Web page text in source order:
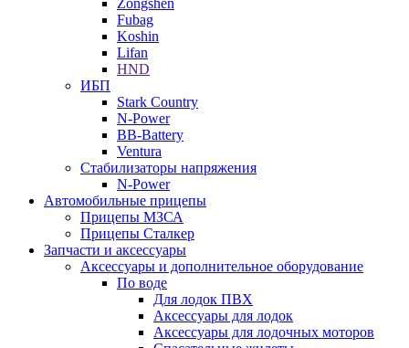
Zongshen
Fubag
Koshin
Lifan
HND
ИБП
Stark Country
N-Power
BB-Battery
Ventura
Стабилизаторы напряжения
N-Power
Автомобильные прицепы
Прицепы МЗСА
Прицепы Сталкер
Запчасти и аксессуары
Аксессуары и дополнительное оборудование
По воде
Для лодок ПВХ
Аксессуары для лодок
Аксессуары для лодочных моторов